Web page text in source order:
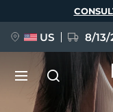
principal
US 8/13/